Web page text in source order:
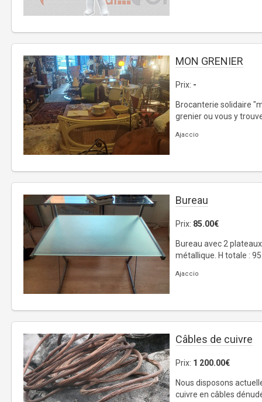
MON GRENIER
Prix: -
Brocanterie solidaire
grenier ou vous y
Ajaccio
Bureau
Prix: 85.00€
Bureau avec 2
métallique. H totale : 95
Ajaccio
Câbles de cuivre
Prix: 1 200.00€
Nous disposons
cuivre en câbles